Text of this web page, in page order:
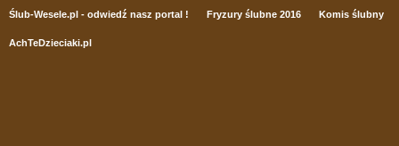
Ślub-Wesele.pl - odwiedź nasz portal ! Fryzury ślubne 2016 Komis ślubny
AchTeDzieciaki.pl